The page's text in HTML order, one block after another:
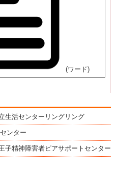
(ワード)
生活センターリングリング
ンター
子精神障害者ピアサポートセンター